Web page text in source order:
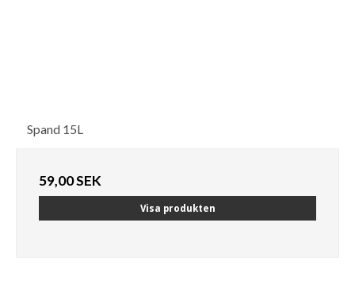
Spand 15L
59,00 SEK
Visa produkten